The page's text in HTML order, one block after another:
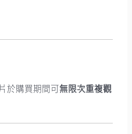
於購買期間可無限次重複觀